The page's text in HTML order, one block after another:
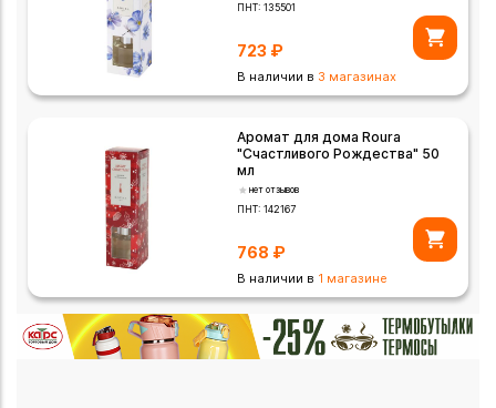
ПНТ:135501
723 ₽
В наличии в 3 магазинах
Аромат для дома Roura
"Счастливого Рождества" 50
мл
нет отзывов
ПНТ:142167
768 ₽
В наличии в 1 магазине